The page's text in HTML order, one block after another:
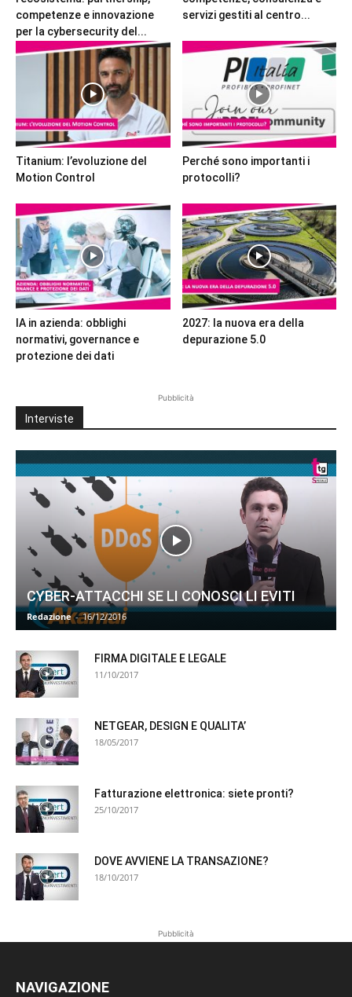
competenze e innovazione
per la cybersecurity del...
servizi gestiti al centro...
Titanium: l’evoluzione del
Motion Control
Perché sono importanti i
protocolli?
IA in azienda: obblighi
normativi, governance e
protezione dei dati
2027: la nuova era della
depurazione 5.0
Pubblicità
Interviste
CYBER-ATTACCHI SE LI CONOSCI LI EVITI
Redazione - 16/12/2016
FIRMA DIGITALE E LEGALE
11/10/2017
NETGEAR, DESIGN E QUALITA’
18/05/2017
Fatturazione elettronica: siete pronti?
25/10/2017
DOVE AVVIENE LA TRANSAZIONE?
18/10/2017
Pubblicità
NAVIGAZIONE